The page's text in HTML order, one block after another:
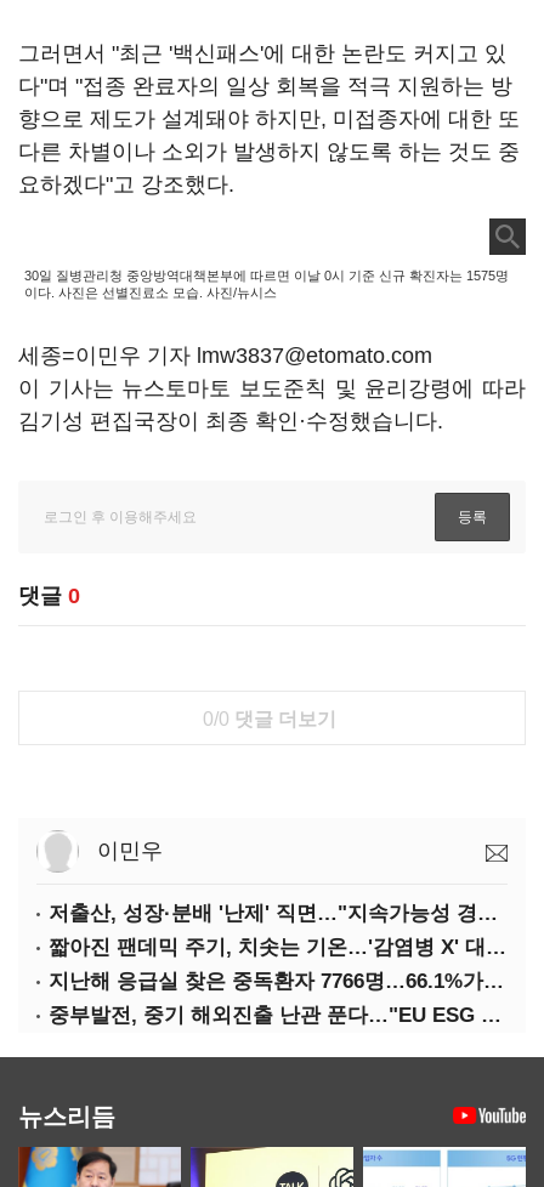
그러면서 "최근 '백신패스'에 대한 논란도 커지고 있
다"며 "접종 완료자의 일상 회복을 적극 지원하는 방
향으로 제도가 설계돼야 하지만, 미접종자에 대한 또
다른 차별이나 소외가 발생하지 않도록 하는 것도 중
요하겠다"고 강조했다.
30일 질병관리청 중앙방역대책본부에 따르면 이날 0시 기준 신규 확진자는 1575명
이다. 사진은 선별진료소 모습. 사진/뉴시스
세종=이민우 기자 lmw3837@etomato.com
이 기사는 뉴스토마토 보도준칙 및 윤리강령에 따라
김기성 편집국장이 최종 확인·수정했습니다.
댓글 0
0/0 댓글 더보기
이민우
저출산, 성장·분배 '난제' 직면…"지속가능성 경고등"
짧아진 팬데믹 주기, 치솟는 기온…'감염병 X' 대비해야
지난해 응급실 찾은 중독환자 7766명…66.1%가 '의도적 중독'
중부발전, 중기 해외진출 난관 푼다…"EU ESG 실사 공동 대응"
뉴스리듬